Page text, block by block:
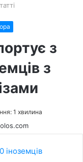
з
з
1 хвилина